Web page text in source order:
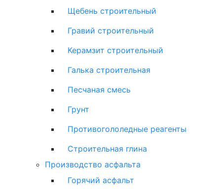
Щебень строительный
Гравий строительный
Керамзит строительный
Галька строительная
Песчаная смесь
Грунт
Противогололедные реагенты
Строительная глина
Производство асфальта
Горячий асфальт